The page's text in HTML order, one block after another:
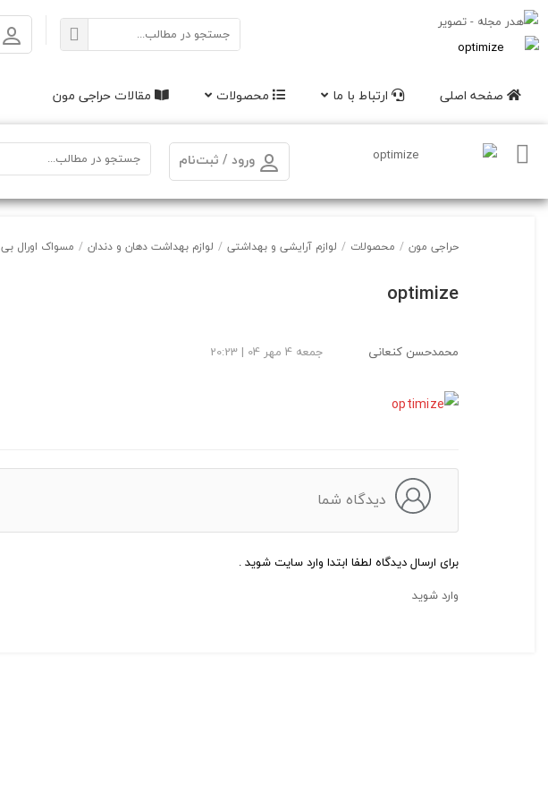
صفحه اصلی ارتباط با ما محصولات مقالات حراجی مون
ورود / ثبت‌نام
حراجی مون / محصولات / لوازم آرایشی و بهداشتی / لوازم بهداشت دهان و دندان / مسواک اورال بی Oral-b اورجینال مدل برلیانس
optimize
محمدحسن کنعانی جمعه 4 مهر 04 | 20:23
دیدگاه شما
برای ارسال دیدگاه لطفا ابتدا وارد سایت شوید .
وارد شوید